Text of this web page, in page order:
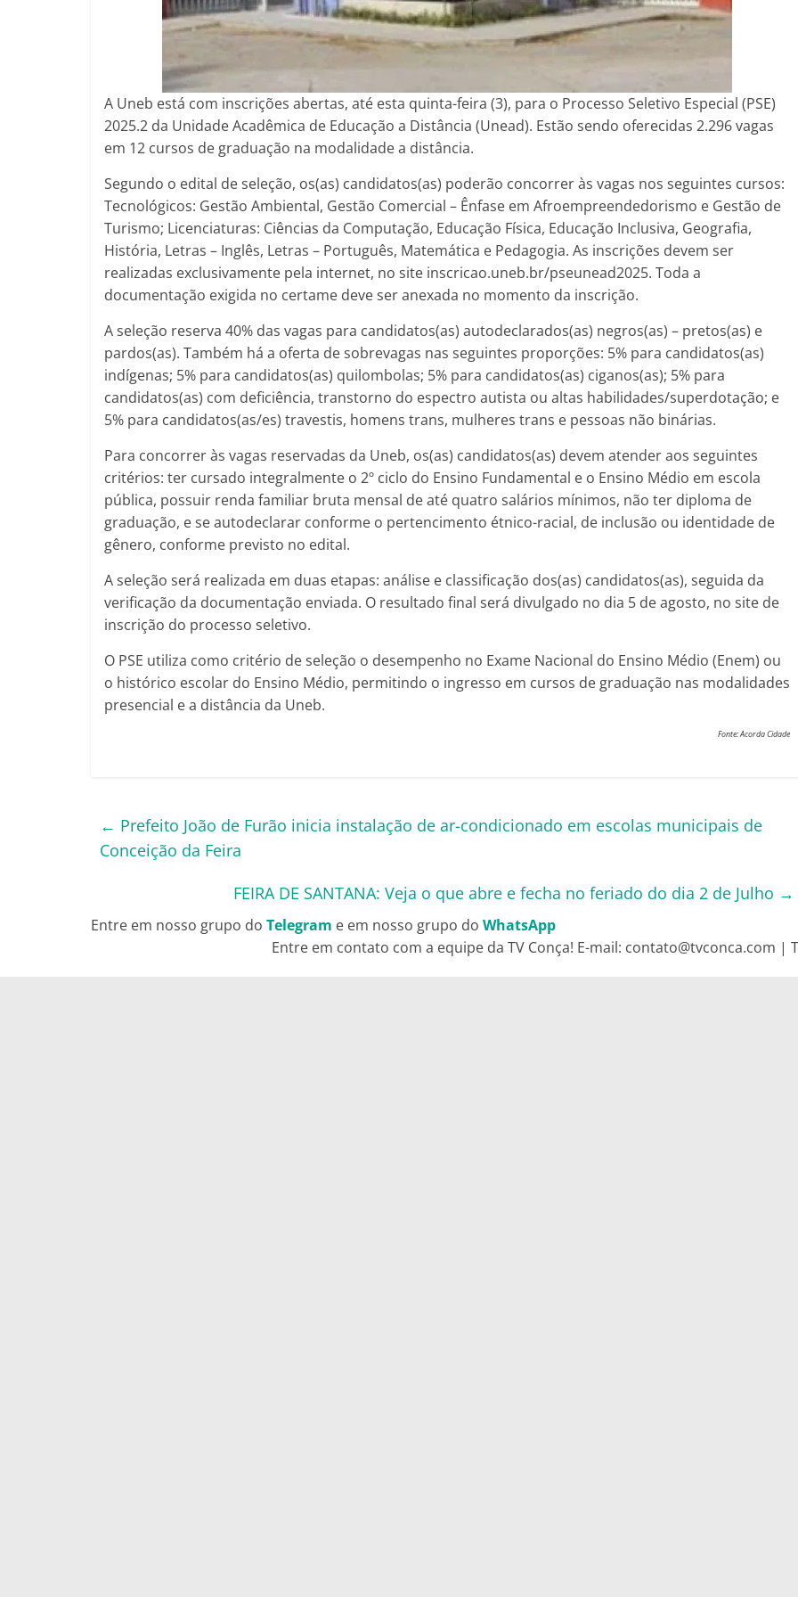
A Uneb está com inscrições abertas, até esta quinta-feira (3), para o Processo Seletivo Especial (PSE)
2025.2 da Unidade Acadêmica de Educação a Distância (Unead). Estão sendo oferecidas 2.296 vagas
em 12 cursos de graduação na modalidade a distância.
Segundo o edital de seleção, os(as) candidatos(as) poderão concorrer às vagas nos seguintes cursos:
Tecnológicos: Gestão Ambiental, Gestão Comercial – Ênfase em Afroempreendedorismo e Gestão de
Turismo; Licenciaturas: Ciências da Computação, Educação Física, Educação Inclusiva, Geografia,
História, Letras – Inglês, Letras – Português, Matemática e Pedagogia. As inscrições devem ser
realizadas exclusivamente pela internet, no site inscricao.uneb.br/pseunead2025. Toda a
documentação exigida no certame deve ser anexada no momento da inscrição.
A seleção reserva 40% das vagas para candidatos(as) autodeclarados(as) negros(as) – pretos(as) e
pardos(as). Também há a oferta de sobrevagas nas seguintes proporções: 5% para candidatos(as)
indígenas; 5% para candidatos(as) quilombolas; 5% para candidatos(as) ciganos(as); 5% para
candidatos(as) com deficiência, transtorno do espectro autista ou altas habilidades/superdotação; e
5% para candidatos(as/es) travestis, homens trans, mulheres trans e pessoas não binárias.
Para concorrer às vagas reservadas da Uneb, os(as) candidatos(as) devem atender aos seguintes
critérios: ter cursado integralmente o 2º ciclo do Ensino Fundamental e o Ensino Médio em escola
pública, possuir renda familiar bruta mensal de até quatro salários mínimos, não ter diploma de
graduação, e se autodeclarar conforme o pertencimento étnico-racial, de inclusão ou identidade de
gênero, conforme previsto no edital.
A seleção será realizada em duas etapas: análise e classificação dos(as) candidatos(as), seguida da
verificação da documentação enviada. O resultado final será divulgado no dia 5 de agosto, no site de
inscrição do processo seletivo.
O PSE utiliza como critério de seleção o desempenho no Exame Nacional do Ensino Médio (Enem) ou
o histórico escolar do Ensino Médio, permitindo o ingresso em cursos de graduação nas modalidades
presencial e a distância da Uneb.
Fonte: Acorda Cidade
← Prefeito João de Furão inicia instalação de ar-condicionado em escolas municipais de
Conceição da Feira
FEIRA DE SANTANA: Veja o que abre e fecha no feriado do dia 2 de Julho →
Entre em nosso grupo do Telegram e em nosso grupo do WhatsApp
Entre em contato com a equipe da TV Conça! E-mail: contato@tvconca.com |